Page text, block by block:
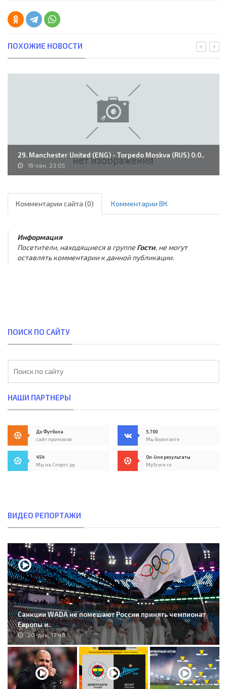
ПОХОЖИЕ НОВОСТИ
29. Manchester United (ENG) - Torpedo Moskva (RUS) 0:0..
16-сен, 23:05
Комментарии сайта (0) Комментарии ВК
Информация
Посетители, находящиеся в группе Гости, не могут
оставлять комментарии к данной публикации.
ПОИСК ПО САЙТУ
НАШИ ПАРТНЕРЫ
До Футбола
сайт прогнозов
5,700
Мы Вконтакте
454
Мы на Спортс.ру
On-line результаты
MyScore.ru
ВИДЕО РЕПОРТАЖИ
Санкции WADA не помешают России принять чемпионат
Европы и..
20-дек, 17:48